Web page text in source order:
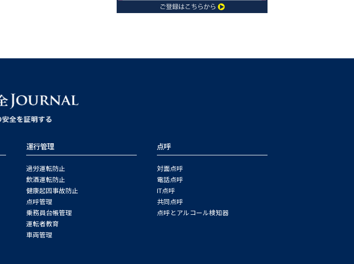
運行管理
過労運転防止
飲酒運転防止
健康起因事故防止
点呼管理
乗務員台帳管理
運転者教育
車両管理
点呼
対面点呼
電話点呼
IT点呼
共同点呼
点呼とアルコール検知器